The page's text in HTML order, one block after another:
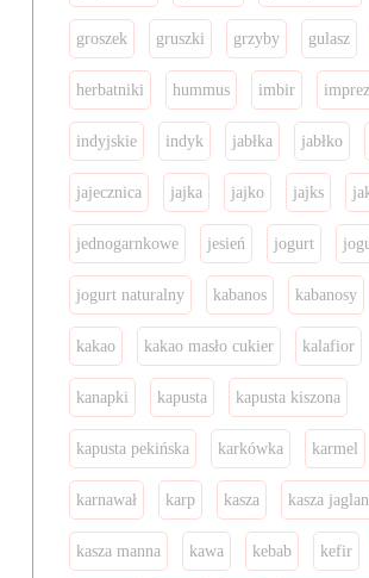
groszek gruszki grzyby gulasz
herbatniki hummus imbir
indyjskie indyk jabłka jabłko
jajecznica jajka jajko jajks
jednogarnkowe jesień jogurt
jogurt naturalny kabanos kabanosy
kakao kakao masło cukier kalafior
kanapki kapusta kapusta kiszona
kapusta pekińska karkówka karmel
karnawał karp kasza kasza
kasza manna kawa kebab kefir